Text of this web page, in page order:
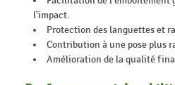
l'impact.
Protection des languettes et
Contribution à une pose plus
Amélioration de la qualité